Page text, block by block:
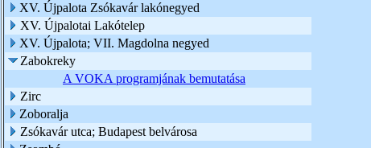
XV. Újpalota Zsókavár lakónegyed
XV. Újpalotai Lakótelep
XV. Újpalota; VII. Magdolna negyed
Zabokreky
A VOKA programjának bemutatása
Zirc
Zoboralja
Zsókavár utca; Budapest belvárosa